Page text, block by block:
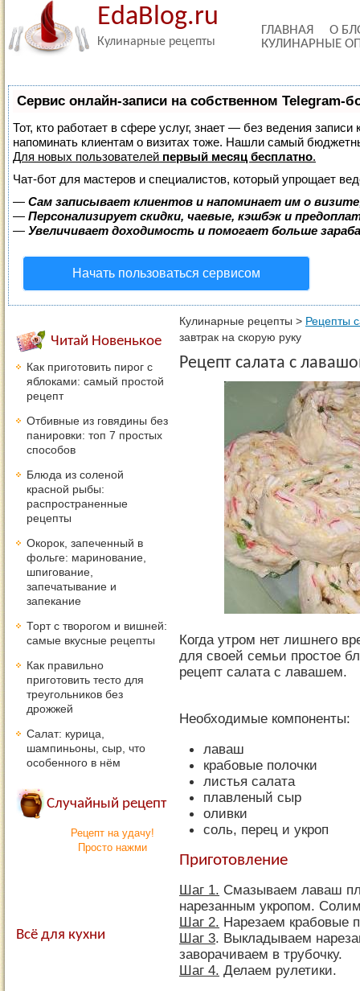
EdaBlog.ru
Кулинарные рецепты
ГЛАВНАЯ
О
КУЛИНАРНЫЕ
Сервис онлайн-записи на собственном Telegram-
Тот, кто работает в сфере услуг, знает — без ведения
напоминать клиентам о визитах тоже. Нашли самый
Для новых пользователей первый месяц бесплатно.
Чат-бот для мастеров и специалистов, который упрощает
— Сам записывает клиентов и напоминает им о
— Персонализирует скидки, чаевые, кэшбэк и
— Увеличивает доходимость и помогает больше
Начать пользоваться сервисом
Кулинарные рецепты > Рецепты
завтрак на скорую руку
Рецепт салата с
Когда утром нет лишнего
для своей семьи простое
рецепт салата с лавашем.
Необходимые компоненты:
лаваш
крабовые полочки
листья салата
плавленый сыр
оливки
соль, перец и укроп
Приготовление
Шаг 1. Смазываем лаваш
нарезанным укропом.
Шаг 2. Нарезаем крабовые
Шаг 3. Выкладываем
заворачиваем в трубочку.
Шаг 4. Делаем рулетики.
Читай Новенькое
Как приготовить пирог с
яблоками: самый простой
рецепт
Отбивные из говядины без
панировки: топ 7 простых
способов
Блюда из соленой
красной рыбы:
распространенные
рецепты
Окорок, запеченный в
фольге: маринование,
шпигование,
запечатывание и
запекание
Торт с творогом и вишней:
самые вкусные рецепты
Как правильно
приготовить тесто для
треугольников без
дрожжей
Салат: курица,
шампиньоны, сыр, что
особенного в нём
Случайный рецепт
Рецепт на удачу!
Просто нажми
Всё для кухни